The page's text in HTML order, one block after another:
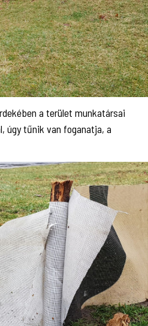
a terület munkatársai
úgy tűnik van foganatja, a